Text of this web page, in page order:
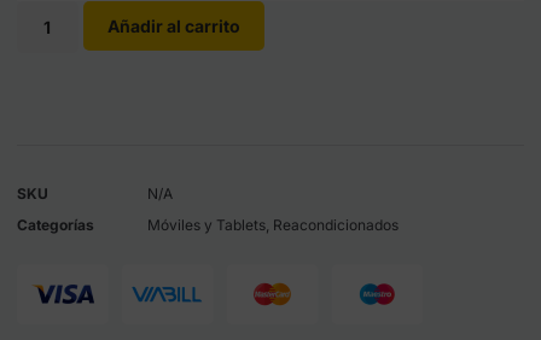
Añadir al carrito
SKU
N/A
Categorías
Móviles y Tablets Reacondicionados